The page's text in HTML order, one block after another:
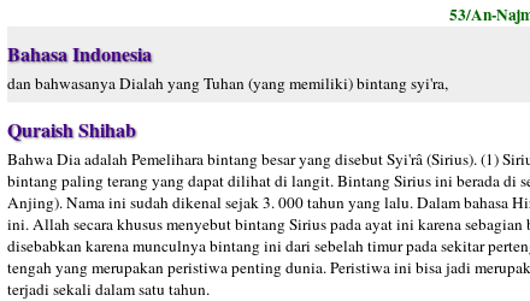
53/An-
Bahasa Indonesia
dan bahwasanya Dialah yang Tuhan (yang memiliki) bintang syi'ra,
Quraish Shihab
Bahwa Dia adalah Pemelihara bintang besar yang disebut Syi'râ (Sirius). (1)
bintang paling terang yang dapat dilihat di langit. Bintang Sirius ini berada di
Anjing). Nama ini sudah dikenal sejak 3. 000 tahun yang lalu. Dalam bahasa
ini. Allah secara khusus menyebut bintang Sirius pada ayat ini karena
disebabkan karena munculnya bintang ini dari sebelah timur pada sekitar
tengah yang merupakan peristiwa penting dunia. Peristiwa ini bisa jadi
terjadi sekali dalam satu tahun.